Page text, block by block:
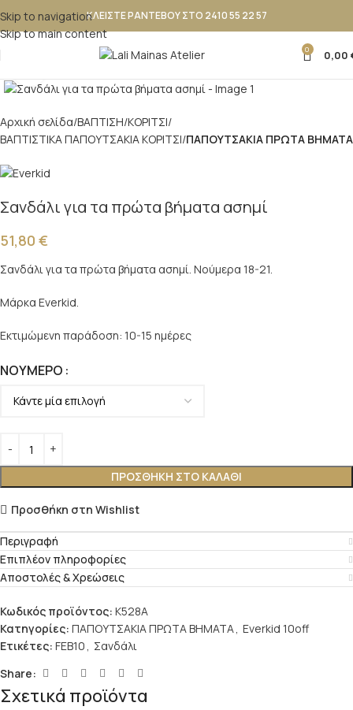
Skip to navigation
Skip to main content
ΚΛΕΙΣΤΕ ΡΑΝΤΕΒΟΥ ΣΤΟ 2410 55 22 57
0 0,00
Αρχική σελίδα ΒΑΠΤΙΣΗ ΚΟΡΙΤΣΙ
ΒΑΠΤΙΣΤΙΚΑ ΠΑΠΟΥΤΣΑΚΙΑ ΚΟΡΙΤΣΙ ΠΑΠΟΥΤΣΑΚΙΑ ΠΡΩΤΑ ΒΗΜΑΤΑ
Σανδάλι για τα πρώτα βήματα ασημί
51,80 €
Σανδάλι για τα πρώτα βήματα ασημί. Νούμερα 18-21.
Μάρκα Everkid.
Εκτιμώμενη παράδοση: 10-15 ημέρες
ΝΟΎΜΕΡΟ
ΠΡΟΣΘΉΚΗ ΣΤΟ ΚΑΛΆΘΙ
Προσθήκη στη Wishlist
Περιγραφή
Επιπλέον πληροφορίες
Αποστολές & Χρεώσεις
Κωδικός προϊόντος: K528A
Κατηγορίες: ΠΑΠΟΥΤΣΑΚΙΑ ΠΡΩΤΑ ΒΗΜΑΤΑ, Everkid 10off
Ετικέτες: FEB10, Σανδάλι
Share:
Σχετικά προϊόντα